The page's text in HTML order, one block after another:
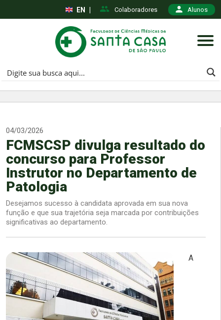
Colaboradores Alunos
EN
04/03/2026
FCMSCSP divulga resultado do
concurso para Professor
Instrutor no Departamento de
Patologia
Desejamos sucesso à candidata aprovada em sua nova
função e que sua trajetória seja marcada por contribuições
significativas ao departamento.
A